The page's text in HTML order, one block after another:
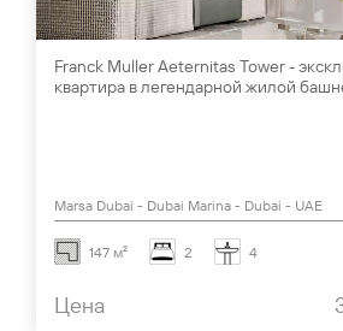
Franck Muller Aeternitas Tower -
квартира в легендарной жилой
Marsa Dubai - Dubai Marina - Dubai - UAE
147 м² 2 4
Цена